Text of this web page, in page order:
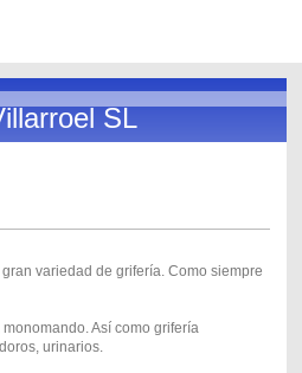
SL
variedad de grifería. Como siempre
Así como grifería
urinarios.